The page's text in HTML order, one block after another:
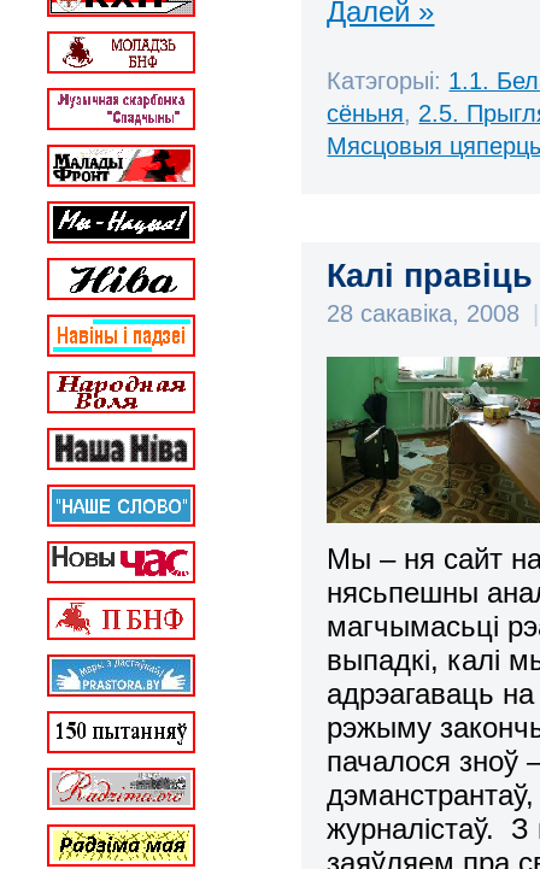
Далей »
Катэгорыі: 1.1.
сёньня, 2.5.
Мясцовыя
Калі
28 сакавіка, 2008 |
Мы – ня сайт
нясьпешны
магчымасьці
выпадкі, калі
адрэагаваць
рэжыму
пачалося зноў
журналістаў.
заяўляем пра